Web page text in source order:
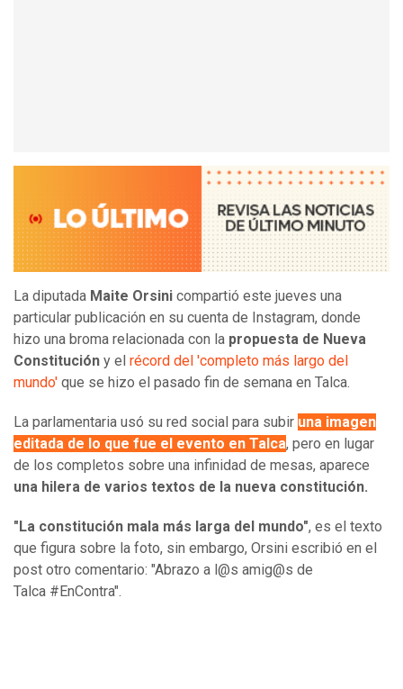
La diputada Maite Orsini compartió este jueves una
particular publicación en su cuenta de Instagram, donde
hizo una broma relacionada con la propuesta de Nueva
Constitución y el récord del 'completo más largo del
mundo' que se hizo el pasado fin de semana en Talca.
La parlamentaria usó su red social para subir una imagen
editada de lo que fue el evento en Talca, pero en lugar
de los completos sobre una infinidad de mesas, aparece
una hilera de varios textos de la nueva constitución.
"La constitución mala más larga del mundo", es el texto
que figura sobre la foto, sin embargo, Orsini escribió en el
post otro comentario: "Abrazo a l@s amig@s de
Talca #EnContra".